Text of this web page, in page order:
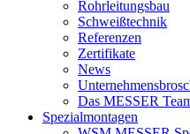
Rohrleitungsbau
Schweißtechnik
Referenzen
Zertifikate
News
Das MESSER
Spezialmontagen